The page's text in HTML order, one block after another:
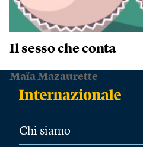
Il sesso che conta
Maïa Mazaurette
Chi siamo